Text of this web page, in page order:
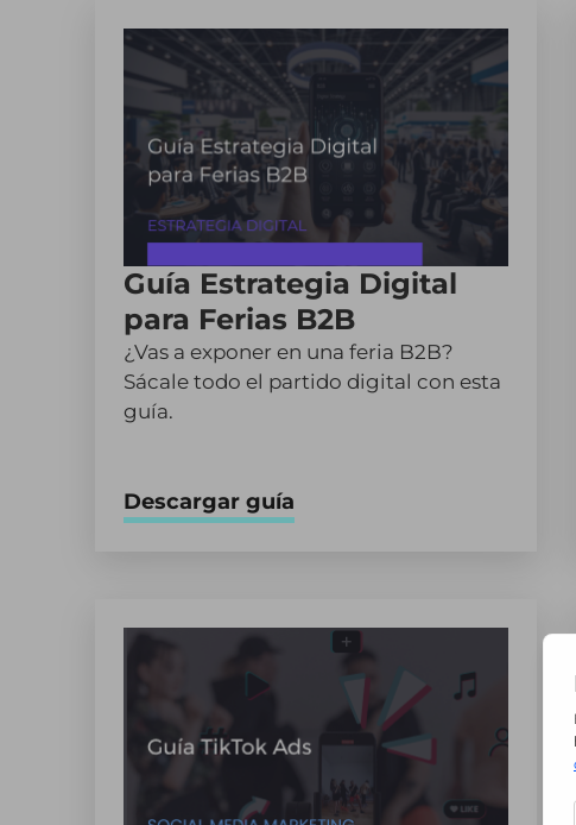
Guía Estrategia Digital
para Ferias B2B
¿Vas a exponer en una feria B2B?
Sácale todo el partido digital con esta
guía.
Descargar guía